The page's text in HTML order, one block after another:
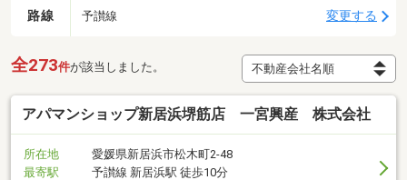
路線 予讃線 変更する
全273件が該当しました。
アパマンショップ新居浜堺筋店 一宮興産 株式会社
所在地
愛媛県新居浜市松木町2-48
最寄駅
予讃線 新居浜駅 徒歩10分